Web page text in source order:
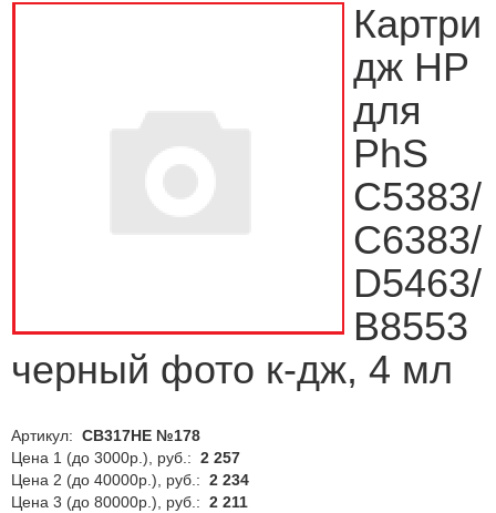
Картри
дж HP
для
PhS
C5383/
C6383/
D5463/
B8553
черный фото к-дж, 4 мл
Артикул: CB317HE №178
Цена 1 (до 3000р.), руб.: 2 257
Цена 2 (до 40000р.), руб.: 2 234
Цена 3 (до 80000р.), руб.: 2 211